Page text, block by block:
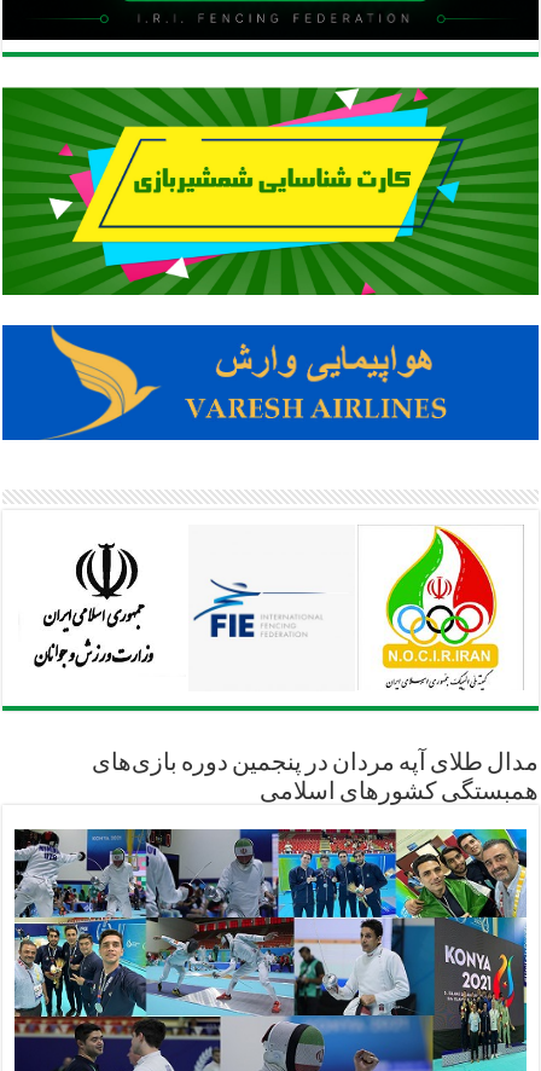
مدال طلای آپه مردان در پنجمین دوره بازی‌های
همبستگی کشورهای اسلامی